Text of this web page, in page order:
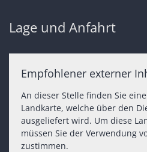
Lage und Anfahrt
Empfohlener externer
An dieser Stelle finden Sie
Landkarte, welche über den
ausgeliefert wird. Um diese
müssen Sie der Verwendung
zustimmen.